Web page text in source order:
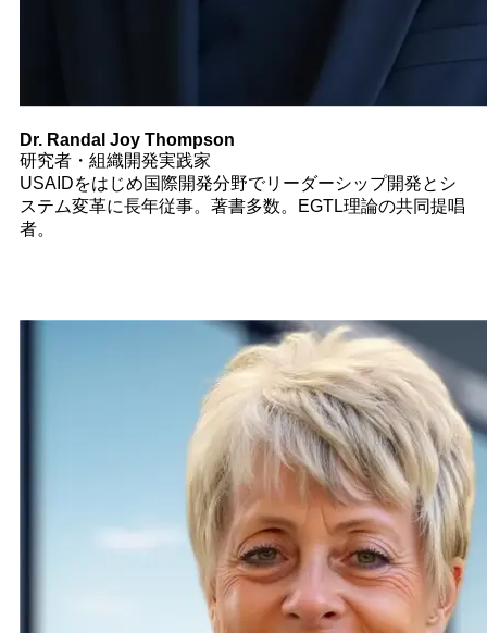
Dr. Randal Joy Thompson
研究者・組織開発実践家
USAIDをはじめ国際開発分野でリーダーシップ開発とシ
ステム変革に長年従事。著書多数。EGTL理論の共同提唱
者。